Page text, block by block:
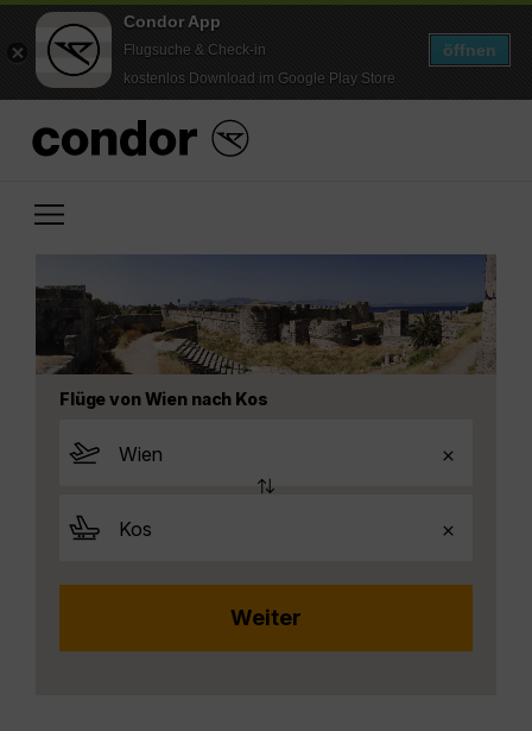
Condor App
Flugsuche & Check-in
kostenlos Download im Google Play Store
öffnen
Flüge von Wien nach Kos